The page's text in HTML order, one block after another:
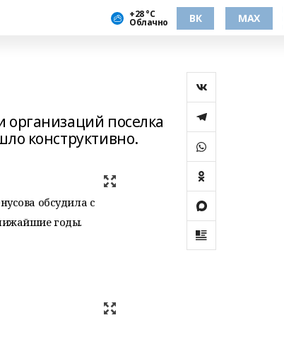
+28 °С
Облачно ВК MAX
поселка
конструктивно.
обсудила с
годы.